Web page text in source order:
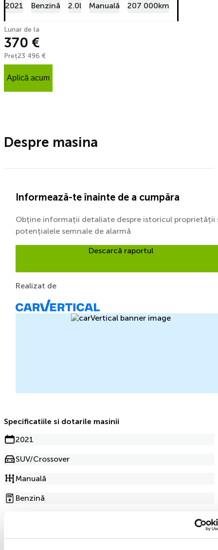
2021 Benzină 2.0l Manuală 207 000km
Lunar de la
370 €
Preț23 496 €
Aplică acum
Despre masina
Informează-te înainte de a cumpăra
Obține informații detaliate despre istoricul proprietății
potențialele semnale de alarmă
Descarcă raportul
Realizat de
Specificatiile si dotarile masinii
2021
SUV/Crossover
Manuală
Benzină
207 000km